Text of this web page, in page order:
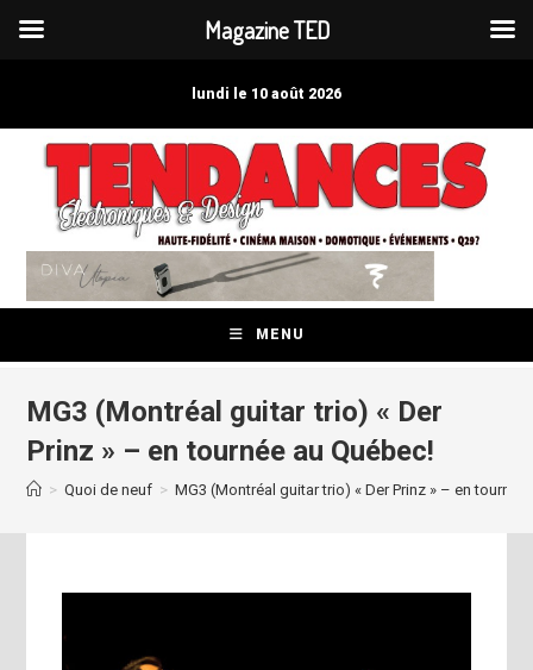
lundi le 10 août 2026
MENU
MG3 (Montréal guitar trio) « Der
Prinz » – en tournée au Québec!
> Quoi de neuf > MG3 (Montréal guitar trio) « Der Prinz » – en tournée
Magazine TED